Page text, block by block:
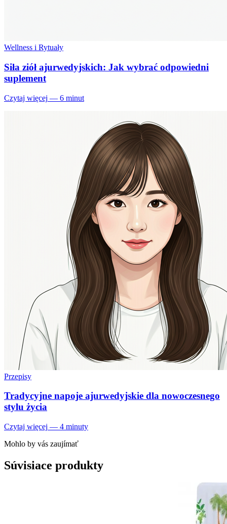
Wellness i Rytuały
Siła ziół ajurwedyjskich: Jak wybrać odpowiedni
suplement
Czytaj więcej — 6 minut
Przepisy
Tradycyjne napoje ajurwedyjskie dla nowoczesnego
stylu życia
Czytaj więcej — 4 minuty
Mohlo by vás zaujímať
Súvisiace produkty